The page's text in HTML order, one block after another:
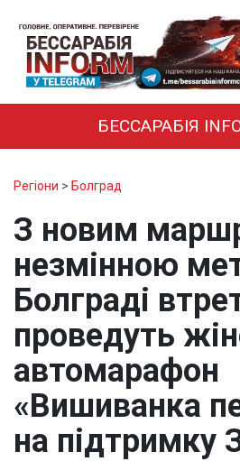
БЕССАРАБІЯ
Регіони > Болград
З новим
незмінною
Болграді
проведуть
автомарафон
«Вишиванка
на підтримку